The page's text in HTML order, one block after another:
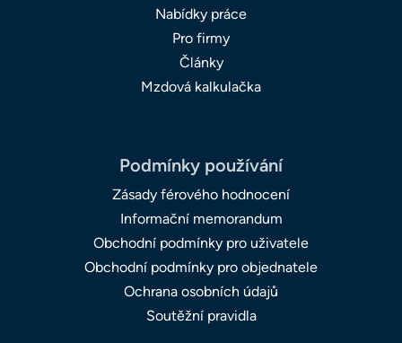
Nabídky práce
Pro firmy
Články
Mzdová kalkulačka
Podmínky používání
Zásady férového hodnocení
Informační memorandum
Obchodní podmínky pro uživatele
Obchodní podmínky pro objednatele
Ochrana osobních údajů
Soutěžní pravidla